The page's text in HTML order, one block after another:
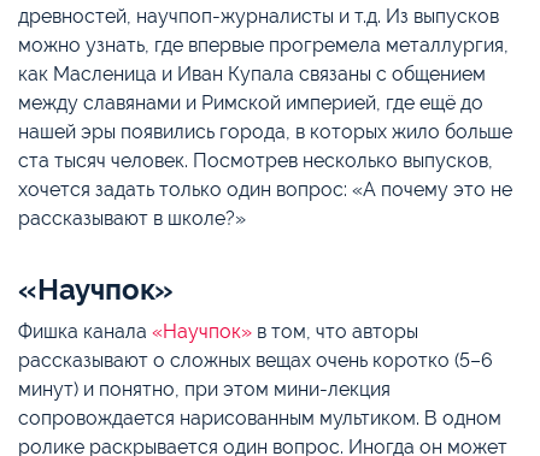
древностей, научпоп-журналисты и т.д. Из выпусков
можно узнать, где впервые прогремела металлургия,
как Масленица и Иван Купала связаны с общением
между славянами и Римской империей, где ещё до
нашей эры появились города, в которых жило больше
ста тысяч человек. Посмотрев несколько выпусков,
хочется задать только один вопрос: «А почему это не
рассказывают в школе?»
«Научпок»
Фишка канала «Научпок» в том, что авторы
рассказывают о сложных вещах очень коротко (5–6
минут) и понятно, при этом мини-лекция
сопровождается нарисованным мультиком. В одном
ролике раскрывается один вопрос. Иногда он может